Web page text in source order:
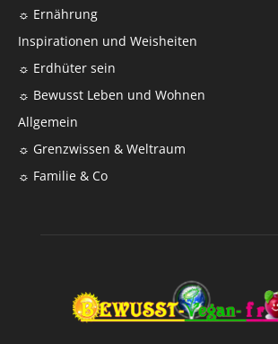
☼ Ernährung
Inspirationen und Weisheiten
☼ Erdhüter sein
☼ Bewusst Leben und Wohnen
Allgemein
☼ Grenzwissen & Weltraum
☼ Familie & Co